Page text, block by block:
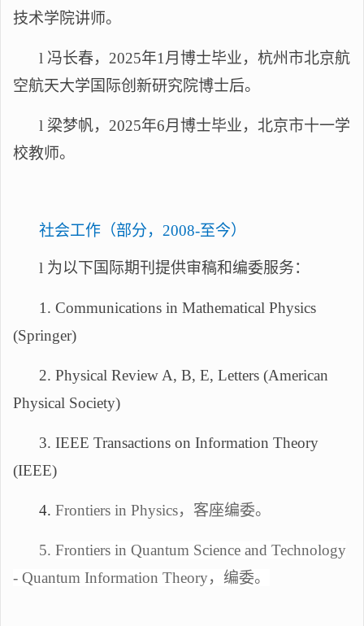
技术学院讲师。
l 冯长春， 2025年1月博士毕业，杭州市北京航
空航天大学国际创新研究院博士后。
l 梁梦帆， 2025年6月博士毕业，北京市十一学
校教师。
社会工作（部分， 2008-至今）
l 为以下国际期刊提供审稿和编委服务：
1. Communications in Mathematical Physics
(Springer)
2. Physical Review A, B, E, Letters (American
Physical Society)
3. IEEE Transactions on Information Theory
(IEEE)
4. Frontiers in Physics，客座编委。
5. Frontiers in Quantum Science and Technology
- Quantum Information Theory，编委。